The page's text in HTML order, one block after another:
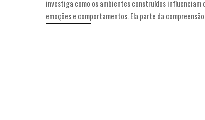
investiga como os ambientes construídos influenciam
emoções e comportamentos. Ela parte da